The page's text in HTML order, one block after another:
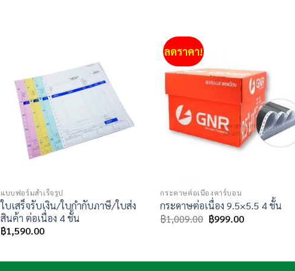
Add to
wishlist
แบบฟอร์มสำเร็จรูป
ใบเสร็จรับเงิน/ใบกำกับภาษี/ใบส่ง
สินค้า ต่อเนื่อง 4 ชั้น
฿1,590.00
ลดราคา!
wishlist
กระดาษต่อเนื่องคาร์บอน
กระดาษต่อเนื่อง 9.5×5.5 4 ชั้น
฿1,009.00 Original
price
฿999.00Current